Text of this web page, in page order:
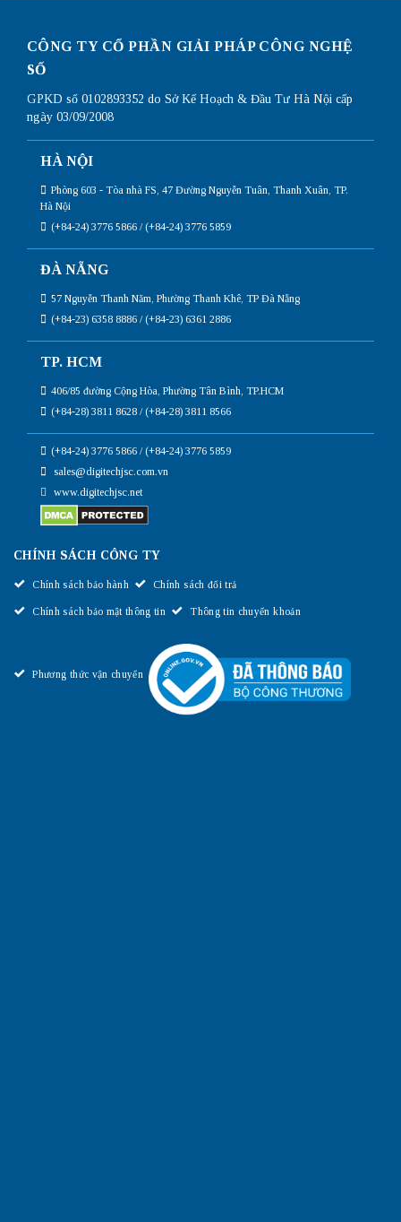
CÔNG TY CỔ PHẦN GIẢI PHÁP CÔNG NGHỆ
SỐ
GPKD số 0102893352 do Sở Kế Hoạch & Đầu Tư Hà Nội cấp
ngày 03/09/2008
HÀ NỘI
Phòng 603 - Tòa nhà FS, 47 Đường Nguyễn Tuân, Thanh Xuân, TP.
Hà Nội
(+84-24) 3776 5866 / (+84-24) 3776 5859
ĐÀ NẴNG
57 Nguyễn Thanh Năm, Phường Thanh Khê, TP Đà Nẵng
(+84-23) 6358 8886 / (+84-23) 6361 2886
TP. HCM
406/85 đường Cộng Hòa, Phường Tân Bình, TP.HCM
(+84-28) 3811 8628 / (+84-28) 3811 8566
(+84-24) 3776 5866 / (+84-24) 3776 5859
sales@digitechjsc.com.vn
www.digitechjsc.net
CHÍNH SÁCH CÔNG TY
Chính sách bảo hành Chính sách đổi trả
Chính sách bảo mật thông tin Thông tin chuyển khoản
Phương thức vận chuyển